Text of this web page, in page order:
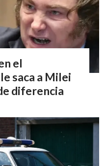
el
saca a Milei
diferencia